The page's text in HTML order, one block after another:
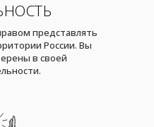
представлять
России. Вы
в своей